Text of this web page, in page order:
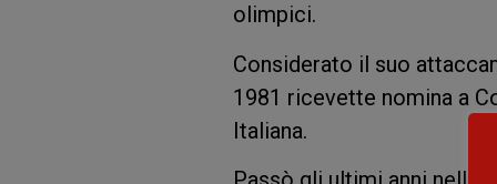
olimpici.
Considerato il suo
1981 ricevette nomina a
Italiana.